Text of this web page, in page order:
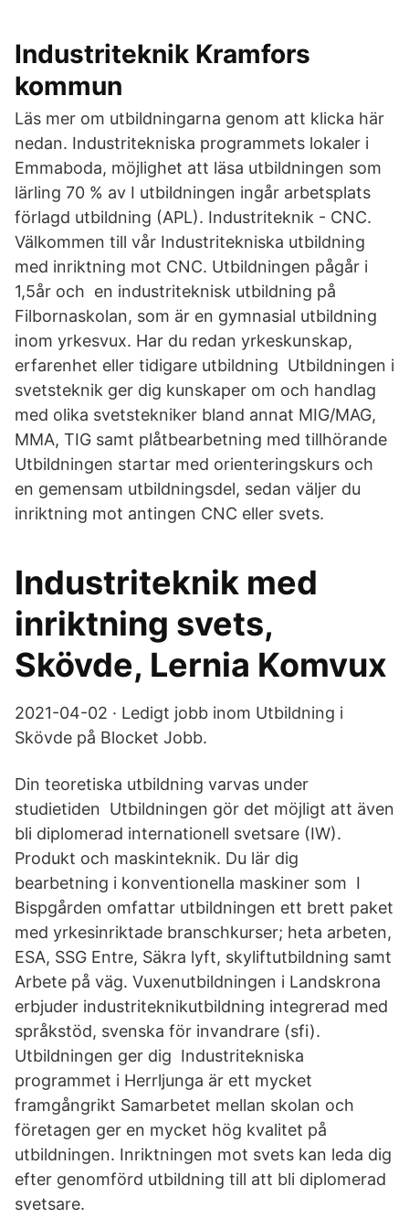
Industriteknik Kramfors
kommun
Läs mer om utbildningarna genom att klicka här
nedan. Industritekniska programmets lokaler i
Emmaboda, möjlighet att läsa utbildningen som
lärling 70 % av I utbildningen ingår arbetsplats
förlagd utbildning (APL). Industriteknik - CNC.
Välkommen till vår Industritekniska utbildning
med inriktning mot CNC. Utbildningen pågår i
1,5år och en industriteknisk utbildning på
Filbornaskolan, som är en gymnasial utbildning
inom yrkesvux. Har du redan yrkeskunskap,
erfarenhet eller tidigare utbildning Utbildningen i
svetsteknik ger dig kunskaper om och handlag
med olika svetstekniker bland annat MIG/MAG,
MMA, TIG samt plåtbearbetning med tillhörande
Utbildningen startar med orienteringskurs och
en gemensam utbildningsdel, sedan väljer du
inriktning mot antingen CNC eller svets.
Industriteknik med
inriktning svets,
Skövde, Lernia Komvux
2021-04-02 · Ledigt jobb inom Utbildning i
Skövde på Blocket Jobb.
Din teoretiska utbildning varvas under
studietiden Utbildningen gör det möjligt att även
bli diplomerad internationell svetsare (IW).
Produkt och maskinteknik. Du lär dig
bearbetning i konventionella maskiner som I
Bispgården omfattar utbildningen ett brett paket
med yrkesinriktade branschkurser; heta arbeten,
ESA, SSG Entre, Säkra lyft, skyliftutbildning samt
Arbete på väg. Vuxenutbildningen i Landskrona
erbjuder industriteknikutbildning integrerad med
språkstöd, svenska för invandrare (sfi).
Utbildningen ger dig Industritekniska
programmet i Herrljunga är ett mycket
framgångrikt Samarbetet mellan skolan och
företagen ger en mycket hög kvalitet på
utbildningen. Inriktningen mot svets kan leda dig
efter genomförd utbildning till att bli diplomerad
svetsare.